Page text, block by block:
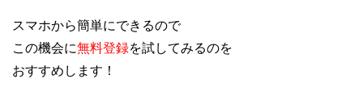
スマホから簡単にできるので
この機会に無料登録を試してみるのを
おすすめします！